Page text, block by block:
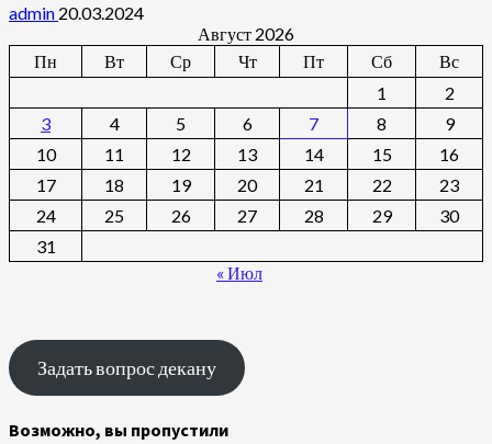
admin 20.03.2024
Август 2026
Пн
Вт Ср Чт Пт Сб
Вс
1
2
3
4 5 6 7 8
9
10
11 12 13 14 15
16
17
18 19 20 21 22
23
24
25 26 27 28 29
30
31
« Июл
Задать вопрос декану
Возможно, вы пропустили